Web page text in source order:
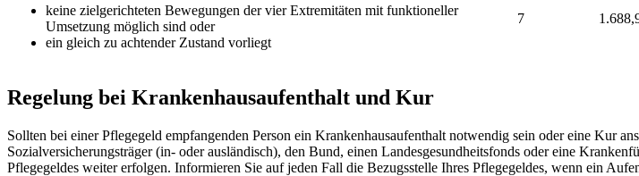
keine zielgerichteten Bewegungen der vier Extremitäten mit funktioneller
Umsetzung möglich sind oder
ein gleich zu achtender Zustand vorliegt
7
Regelung bei Krankenhausaufenthalt und Kur
Sollten bei einer Pflegegeld empfangenden Person ein Krankenhausaufenthalt notwendig sein oder eine Kur
Sozialversicherungsträger (in- oder ausländisch), den Bund, einen Landesgesundheitsfonds oder eine
Pflegegeldes weiter erfolgen. Informieren Sie auf jeden Fall die Bezugsstelle Ihres Pflegegeldes, wenn ein